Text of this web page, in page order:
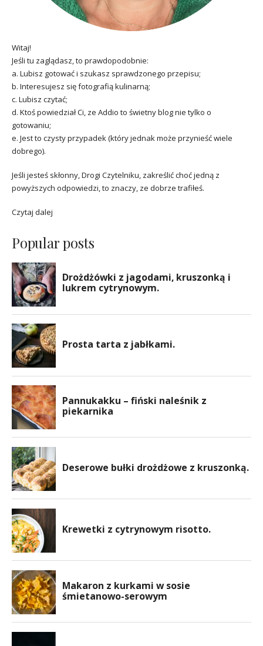
Witaj!
Jeśli tu zaglądasz, to prawdopodobnie:
a. Lubisz gotować i szukasz sprawdzonego przepisu;
b. Interesujesz się fotografią kulinarną;
c. Lubisz czytać;
d. Ktoś powiedział Ci, ze Addio to świetny blog nie tylko o
gotowaniu;
e. Jest to czysty przypadek (który jednak może przynieść wiele
dobrego).
Jeśli jesteś skłonny, Drogi Czytelniku, zakreślić choć jedną z
powyższych odpowiedzi, to znaczy, ze dobrze trafiłeś.
Czytaj dalej
Popular posts